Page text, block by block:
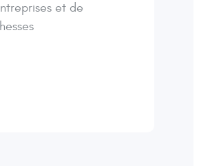
et de